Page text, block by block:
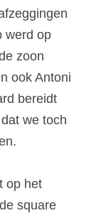
werd op
zoon
ook Antoni
bereidt
we toch
op het
square